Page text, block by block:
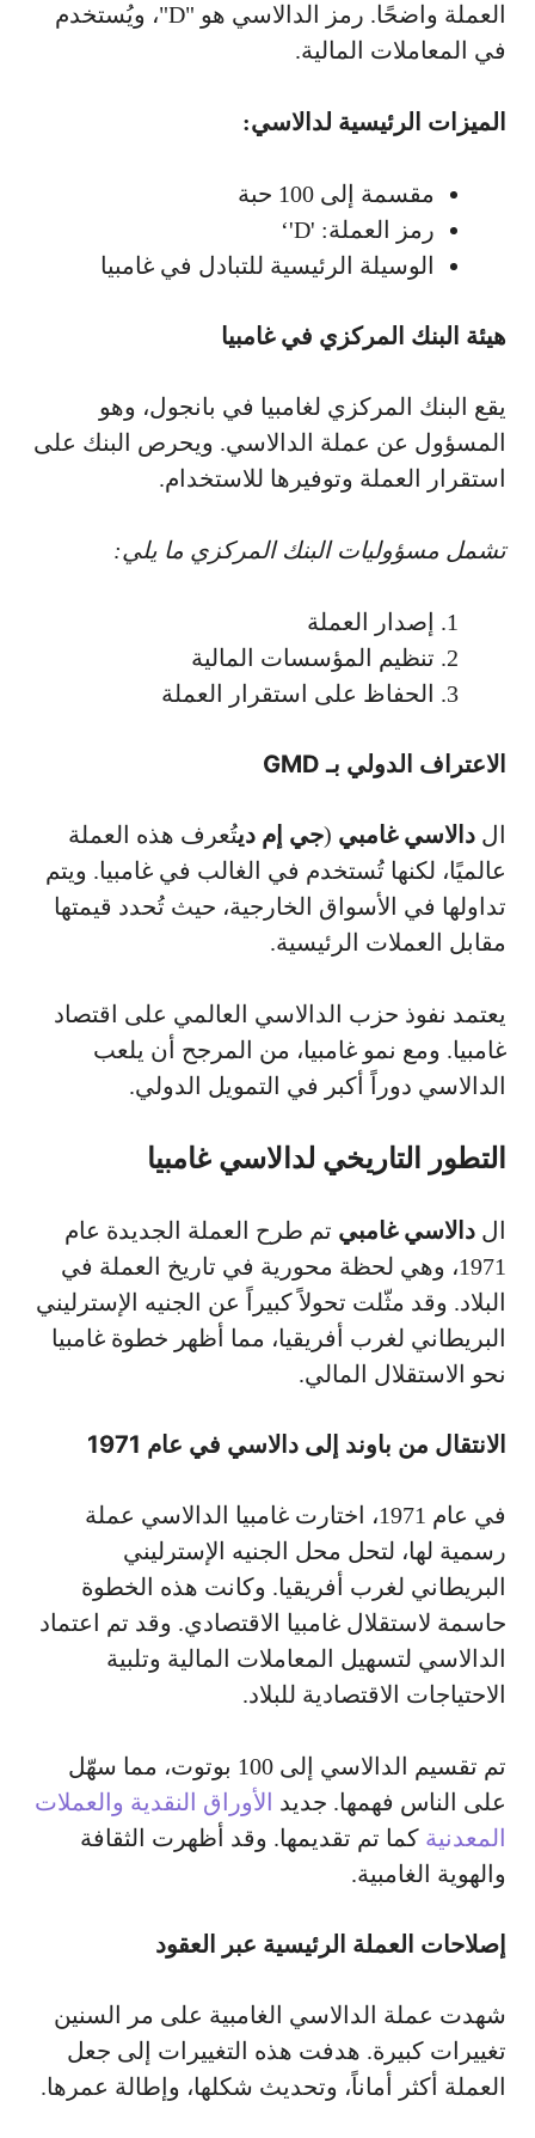
العملة واضحًا. رمز الدالاسي هو "D"، ويُستخدم
في المعاملات المالية.
الميزات الرئيسية لدالاسي:
مقسمة إلى 100 حبة
رمز العملة: 'D'‘
الوسيلة الرئيسية للتبادل في غامبيا
هيئة البنك المركزي في غامبيا
يقع البنك المركزي لغامبيا في بانجول، وهو
المسؤول عن عملة الدالاسي. ويحرص البنك على
استقرار العملة وتوفيرها للاستخدام.
تشمل مسؤوليات البنك المركزي ما يلي:
إصدار العملة
تنظيم المؤسسات المالية
الحفاظ على استقرار العملة
الاعتراف الدولي بـ GMD
ال دالاسي غامبي (جي إم ديتُعرف هذه العملة
عالميًا، لكنها تُستخدم في الغالب في غامبيا. ويتم
تداولها في الأسواق الخارجية، حيث تُحدد قيمتها
مقابل العملات الرئيسية.
يعتمد نفوذ حزب الدالاسي العالمي على اقتصاد
غامبيا. ومع نمو غامبيا، من المرجح أن يلعب
الدالاسي دوراً أكبر في التمويل الدولي.
التطور التاريخي لدالاسي غامبيا
ال دالاسي غامبي تم طرح العملة الجديدة عام
1971، وهي لحظة محورية في تاريخ العملة في
البلاد. وقد مثّلت تحولاً كبيراً عن الجنيه الإسترليني
البريطاني لغرب أفريقيا، مما أظهر خطوة غامبيا
نحو الاستقلال المالي.
الانتقال من باوند إلى دالاسي في عام 1971
في عام 1971، اختارت غامبيا الدالاسي عملة
رسمية لها، لتحل محل الجنيه الإسترليني
البريطاني لغرب أفريقيا. وكانت هذه الخطوة
حاسمة لاستقلال غامبيا الاقتصادي. وقد تم اعتماد
الدالاسي لتسهيل المعاملات المالية وتلبية
الاحتياجات الاقتصادية للبلاد.
تم تقسيم الدالاسي إلى 100 بوتوت، مما سهّل
على الناس فهمها. جديد الأوراق النقدية والعملات
المعدنية كما تم تقديمها. وقد أظهرت الثقافة
والهوية الغامبية.
إصلاحات العملة الرئيسية عبر العقود
شهدت عملة الدالاسي الغامبية على مر السنين
تغييرات كبيرة. هدفت هذه التغييرات إلى جعل
العملة أكثر أماناً، وتحديث شكلها، وإطالة عمرها.